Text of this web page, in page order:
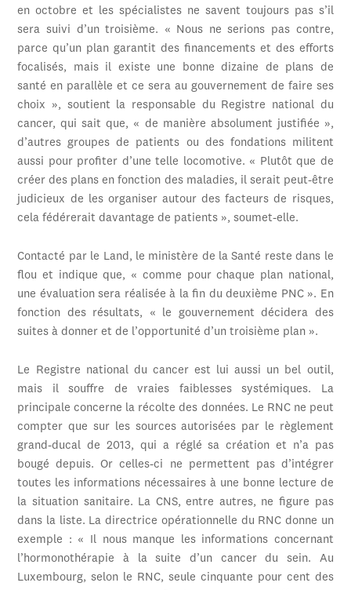
en octobre et les spécialistes ne savent toujours pas s’il
sera suivi d’un troisième. « Nous ne serions pas contre,
parce qu’un plan garantit des financements et des efforts
focalisés, mais il existe une bonne dizaine de plans de
santé en parallèle et ce sera au gouvernement de faire ses
choix », soutient la responsable du Registre national du
cancer, qui sait que, « de manière absolument justifiée »,
d’autres groupes de patients ou des fondations militent
aussi pour profiter d’une telle locomotive. « Plutôt que de
créer des plans en fonction des maladies, il serait peut-être
judicieux de les organiser autour des facteurs de risques,
cela fédérerait davantage de patients », soumet-elle.
Contacté par le Land, le ministère de la Santé reste dans le
flou et indique que, « comme pour chaque plan national,
une évaluation sera réalisée à la fin du deuxième PNC ». En
fonction des résultats, « le gouvernement décidera des
suites à donner et de l’opportunité d’un troisième plan ».
Le Registre national du cancer est lui aussi un bel outil,
mais il souffre de vraies faiblesses systémiques. La
principale concerne la récolte des données. Le RNC ne peut
compter que sur les sources autorisées par le règlement
grand-ducal de 2013, qui a réglé sa création et n’a pas
bougé depuis. Or celles-ci ne permettent pas d’intégrer
toutes les informations nécessaires à une bonne lecture de
la situation sanitaire. La CNS, entre autres, ne figure pas
dans la liste. La directrice opérationnelle du RNC donne un
exemple : « Il nous manque les informations concernant
l’hormonothérapie à la suite d’un cancer du sein. Au
Luxembourg, selon le RNC, seule cinquante pour cent des